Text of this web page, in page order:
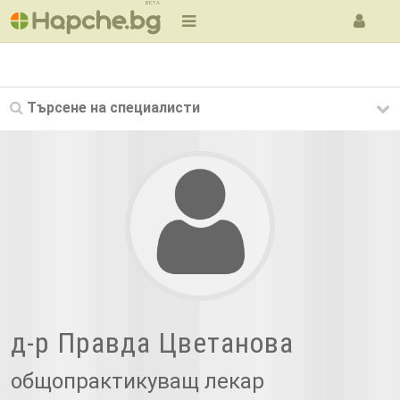
BETA
Търсене на специалисти
д-р Правда Цветанова
общопрактикуващ лекар